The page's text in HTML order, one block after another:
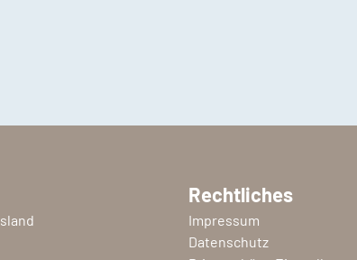
Rechtliches
Impressum
Datenschutz